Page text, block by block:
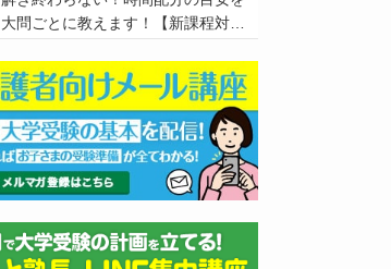
大問ごとに教えます！【新課程対